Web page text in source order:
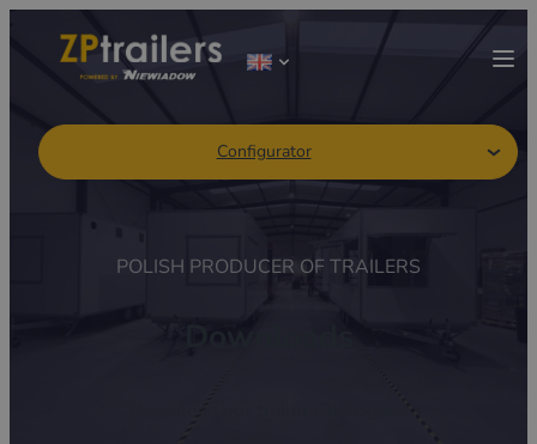
Configurator
POLISH PRODUCER OF TRAILERS